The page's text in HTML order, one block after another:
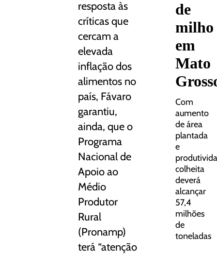
resposta às
críticas que
cercam a
elevada
inflação dos
alimentos no
país, Fávaro
garantiu,
ainda, que o
Programa
Nacional de
Apoio ao
Médio
Produtor
Rural
(Pronamp)
terá “atenção
de
milho
em
Mato
Com
aumento
de área
plantada
e
colheita
deverá
alcançar
57,4
milhões
de
toneladas